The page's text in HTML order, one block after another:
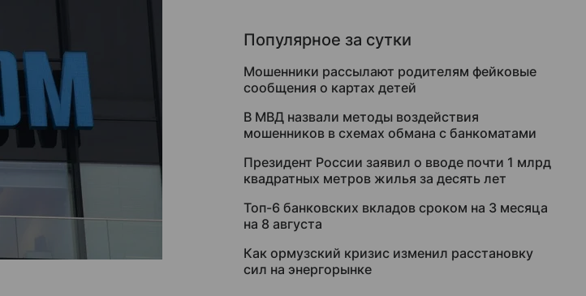
Популярное за сутки
Мошенники рассылают родителям фейковые
сообщения о картах детей
В МВД назвали методы воздействия
мошенников в схемах обмана с банкоматами
Президент России заявил о вводе почти 1 млрд
квадратных метров жилья за десять лет
Топ-6 банковских вкладов сроком на 3 месяца
на 8 августа
Как ормузский кризис изменил расстановку
сил на энергорынке